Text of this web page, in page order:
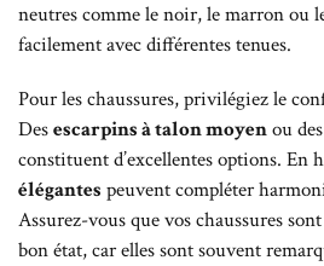
neutres comme le noir, le marron ou
facilement avec différentes tenues.
Pour les chaussures, privilégiez le
Desescarpins à talon moyenou des
constituent d’excellentes options. En
élégantes peuvent compléter
Assurez-vous que vos chaussures
bon état, car elles sont souvent